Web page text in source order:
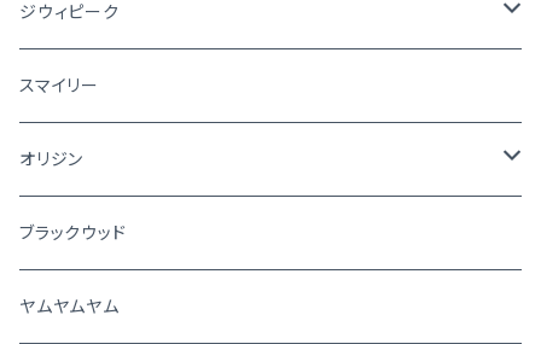
ジウィピーク
犬
猫
スマイリー
オリジン
犬
猫
ブラックウッド
ヤムヤムヤム